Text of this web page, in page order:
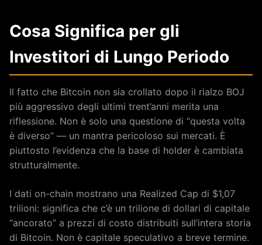
Cosa Significa per gli
Investitori di Lungo Periodo
Il fatto che Bitcoin non sia crollato dopo il rialzo BOJ
più aggressivo degli ultimi trent’anni merita una
riflessione. Non è solo una questione di “questa volta
è diverso” — un mantra pericoloso sui mercati. È
piuttosto l’evidenza che la base di holder è cambiata
strutturalmente.
I dati on-chain mostrano una Realized Cap di $1,07
trilioni: significa che c’è un trilione di dollari di capitale
“ancorato” a prezzi di costo distribuiti sull’intera storia
di Bitcoin. Non è capitale speculativo a breve termine.